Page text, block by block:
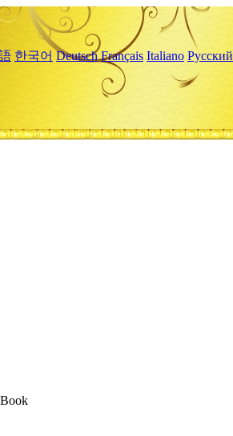
한국어 Deutsch Français Italiano Русский